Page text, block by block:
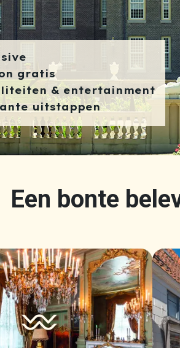
gratis
& entertainment
uitstappen
Een bonte